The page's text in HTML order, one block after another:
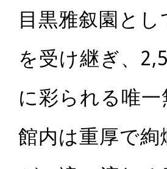
目黒雅叙園と
を受け継ぎ、
に彩られる唯
館内は重厚で